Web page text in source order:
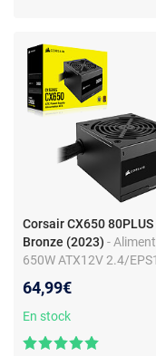
Corsair CX650 80PLUS
Bronze (2023) -
650W ATX12V 2.4/
64,99€
En stock